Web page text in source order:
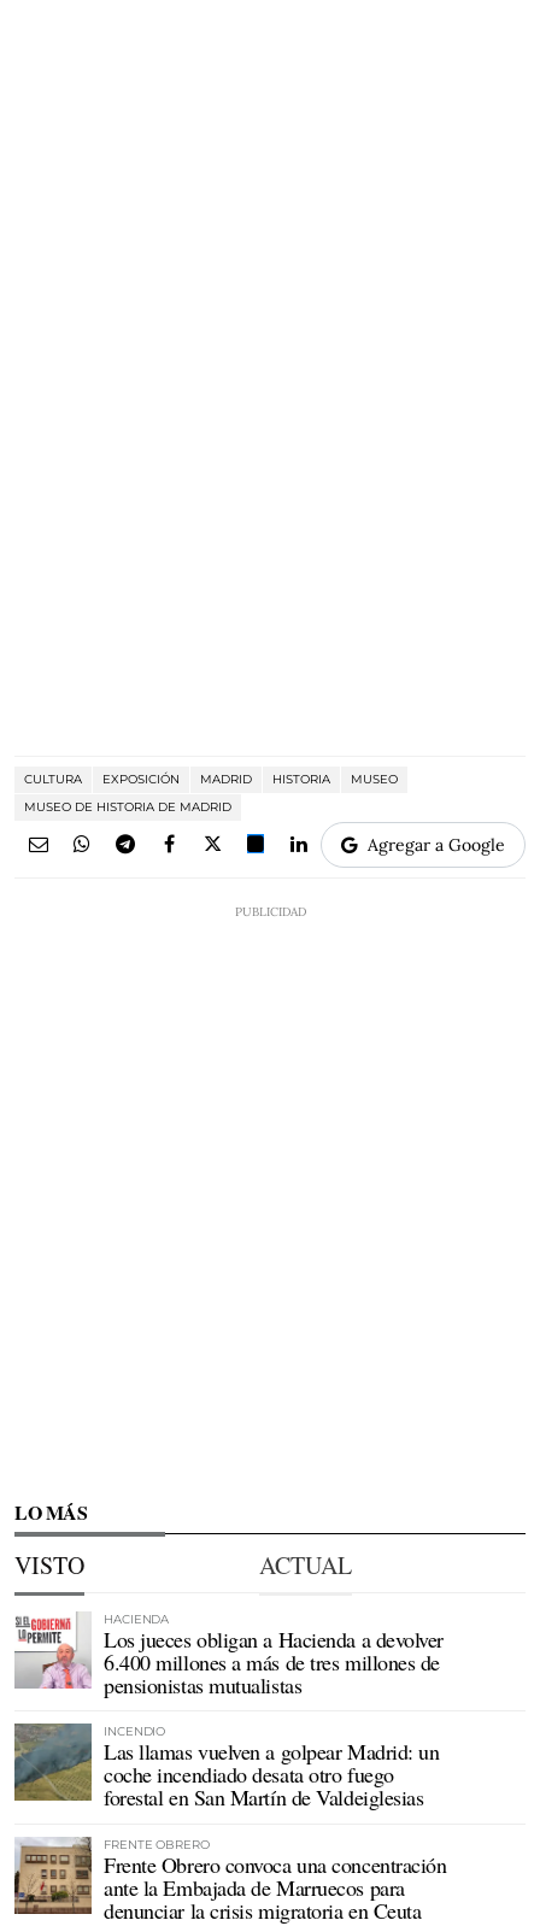
CULTURA EXPOSICIÓN MADRID HISTORIA
MUSEO
MUSEO DE HISTORIA DE MADRID
Agregar a Google
LO MÁS
VISTO ACTUAL
HACIENDA
Los jueces obligan a Hacienda a devolver
6.400 millones a más de tres millones de
pensionistas mutualistas
INCENDIO
Las llamas vuelven a golpear Madrid: un
coche incendiado desata otro fuego
forestal en San Martín de Valdeiglesias
FRENTE OBRERO
Frente Obrero convoca una concentración
ante la Embajada de Marruecos para
denunciar la crisis migratoria en Ceuta